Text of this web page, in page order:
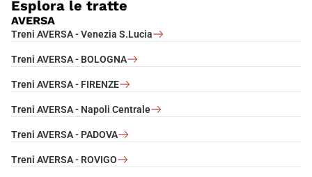
Esplora le tratte
AVERSA
Treni AVERSA - Venezia S.Lucia
Treni AVERSA - BOLOGNA
Treni AVERSA - FIRENZE
Treni AVERSA - Napoli Centrale
Treni AVERSA - PADOVA
Treni AVERSA - ROVIGO